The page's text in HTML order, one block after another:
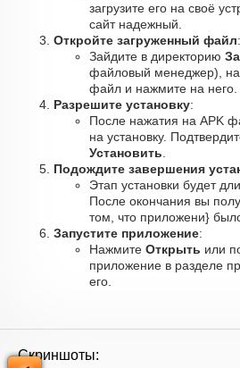
загрузите его на своё
сайт надежный.
Откройте загруженный файл:
Зайдите в директорию
файловый менеджер),
файл и нажмите на него.
Разрешите установку:
После нажатия на APK
на установку.
Установить
Подождите завершения
Этап установки будет
После окончания вы
том, что приложени}
Запустите приложение:
Нажмите Открыть или
приложение в разделе
его.
Скриншоты: